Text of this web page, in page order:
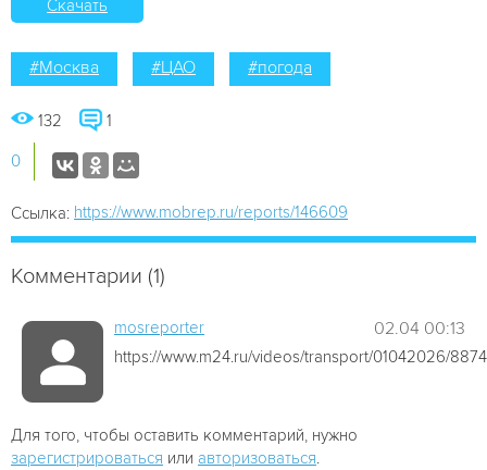
Скачать
#Москва #ЦАО #погода
132 1
0
Ссылка: https://www.mobrep.ru/reports/146609
Комментарии (1)
mosreporter 02.04 00:13
https://www.m24.ru/videos/transport/01042026/
Для того, чтобы оставить комментарий, нужно
зарегистрироваться или авторизоваться